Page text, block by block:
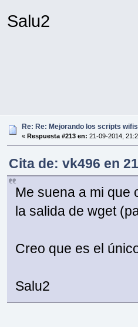
Salu2
Re: Re: Mejorando los scripts
« Respuesta #213 en: 21-09-2014,
Cita de: vk496 en
Me suena a mi que
la salida de wget
Creo que es el
Salu2